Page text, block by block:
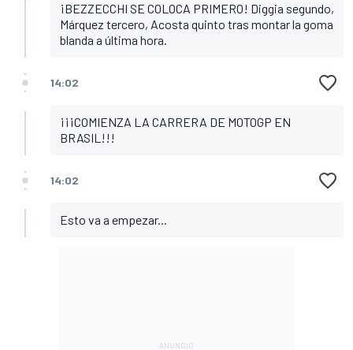
¡BEZZECCHI SE COLOCA PRIMERO! Diggia segundo,
Márquez tercero, Acosta quinto tras montar la goma
blanda a última hora.
14:02
¡¡¡COMIENZA LA CARRERA DE MOTOGP EN
BRASIL!!!
14:02
Esto va a empezar...